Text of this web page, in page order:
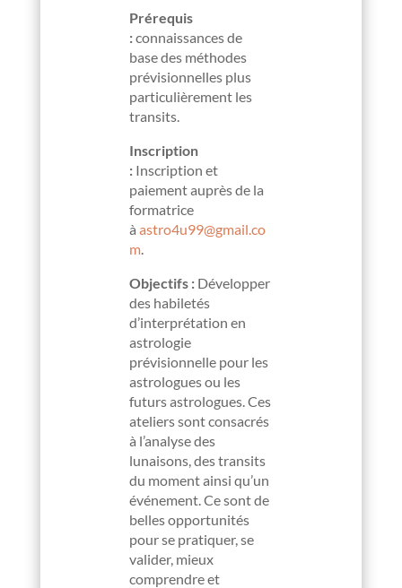
Prérequis
:connaissances de
base des méthodes
prévisionnelles plus
particulièrement les
transits.
Inscription
: Inscription et
paiement auprès de la
formatrice
à astro4u99@gmail.co
m.
Objectifs : Développer
des habiletés
d’interprétation en
astrologie
prévisionnelle pour les
astrologues ou les
futurs astrologues. Ces
ateliers sont consacrés
à l’analyse des
lunaisons, des transits
du moment ainsi qu’un
événement. Ce sont de
belles opportunités
pour se pratiquer, se
valider, mieux
comprendre et